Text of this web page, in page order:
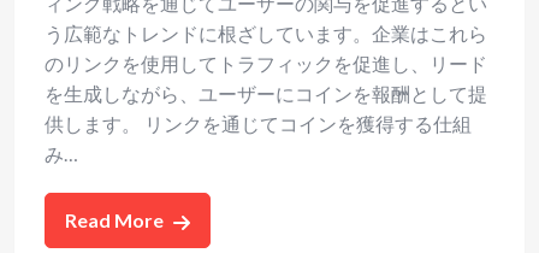
う広範なトレンドに根ざしています。企業はこれら
のリンクを使用してトラフィックを促進し、リード
を生成しながら、ユーザーにコインを報酬として提
供します。 リンクを通じてコインを獲得する仕組
み…
Read More